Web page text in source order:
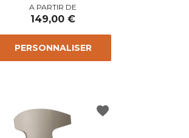
Prix
A PARTIR DE
149,00 €
PERSONNALISER
favorite